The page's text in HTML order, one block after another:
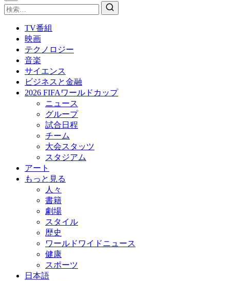
TV番組
映画
テクノロジー
音楽
サイエンス
ビジネスと金融
2026 FIFAワールドカップ
ニュース
グループ
試合日程
チーム
大会スタッツ
スタジアム
アート
もっと見る
人々
書籍
劇場
スタイル
歴史
ワールドワイドニュース
健康
スポーツ
日本語